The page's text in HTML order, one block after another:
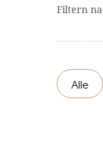
Filtern
Alle